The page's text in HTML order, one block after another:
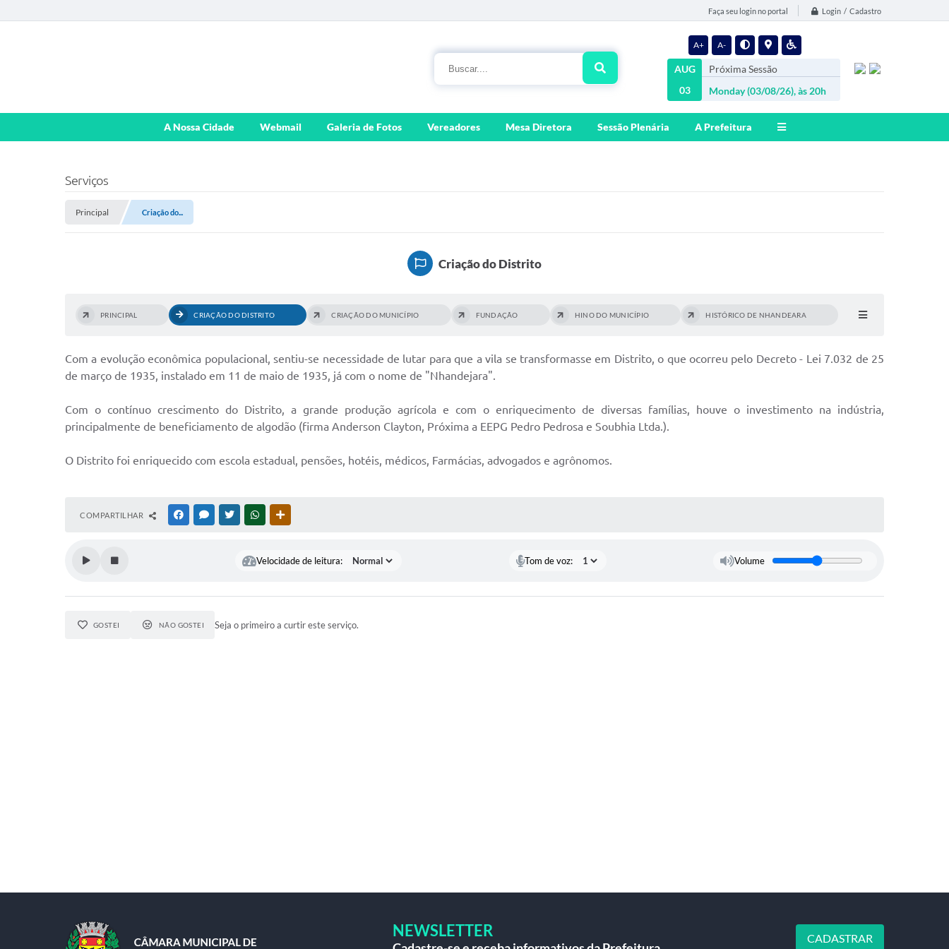
Faça seu login no portal Login / Cadastro
A+ A-
AUG
03
Próxima Sessão
Monday (03/08/26), às 20h
A Nossa Cidade Webmail Galeria de Fotos Vereadores Mesa Diretora Sessão Plenária A Prefeitura
Serviços
Principal Criação do...
Criação do Distrito
PRINCIPAL CRIAÇÃO DO DISTRITO CRIAÇÃO DO MUNICÍPIO FUNDAÇÃO HINO DO MUNICÍPIO HISTÓRICO DE NHANDEARA
Com a evolução econômica populacional, sentiu-se necessidade de lutar para que a vila se transformasse em Distrito, o que ocorreu pelo Decreto - Lei 7.032 de 25
de março de 1935, instalado em 11 de maio de 1935, já com o nome de "Nhandejara".
Com o contínuo crescimento do Distrito, a grande produção agrícola e com o enriquecimento de diversas famílias, houve o investimento na indústria,
principalmente de beneficiamento de algodão (firma Anderson Clayton, Próxima a EEPG Pedro Pedrosa e Soubhia Ltda.).
O Distrito foi enriquecido com escola estadual, pensões, hotéis, médicos, Farmácias, advogados e agrônomos.
COMPARTILHAR FACEBOOKMESSENGER
TWITTERWHATSAPP
Velocidade de leitura: Tom de voz: Volume
GOSTEI NÃO GOSTEI Seja o primeiro a curtir este serviço.
NEWSLETTER CADASTRAR